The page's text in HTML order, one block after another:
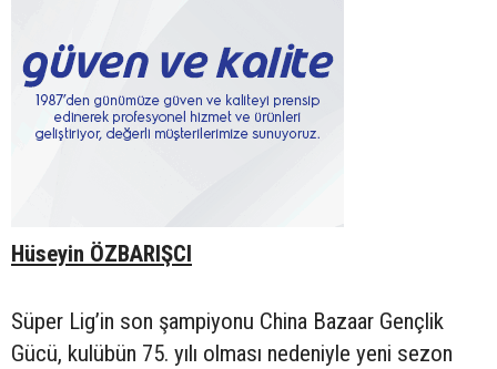
Hüseyin ÖZBARIŞCI
Süper Lig’in son şampiyonu China Bazaar Gençlik
Gücü, kulübün 75. yılı olması nedeniyle yeni sezon